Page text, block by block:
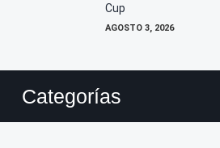
Cup
AGOSTO 3, 2026
Categorías